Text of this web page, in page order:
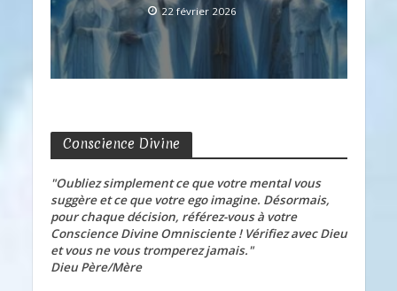
22 février 2026
Conscience Divine
"Oubliez simplement ce que votre mental vous
suggère et ce que votre ego imagine. Désormais,
pour chaque décision, référez-vous à votre
Conscience Divine Omnisciente ! Vérifiez avec Dieu
et vous ne vous tromperez jamais."
Dieu Père/Mère